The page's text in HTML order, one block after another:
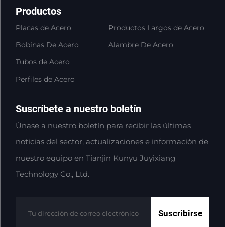
Productos
Placas de Acero
Bobinas De Acero
Tubos de Acero
Perfiles de Acero
Productos Largos de Acero
Alambre De Acero
Suscríbete a nuestro boletín
Únase a nuestro boletín para recibir las últimas
noticias del sector, actualizaciones e información de
nuestro equipo en Tianjin Kunyu Juyixiang
Technology Co., Ltd.
Suscribirse